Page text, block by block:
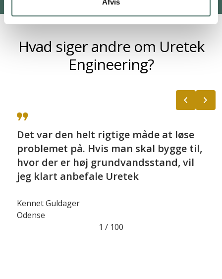
Afvis
Hvad siger andre om Uretek
Engineering?
Vi bringer som regel Uretek ind i
billedet, når nogen står med skader
på en bygning eller et gulv, og man
mistænker noget sætningsgivende
hele op og starte forfra, er injicering
ofte en økonomisk bedre og mindre
indgribende løsning